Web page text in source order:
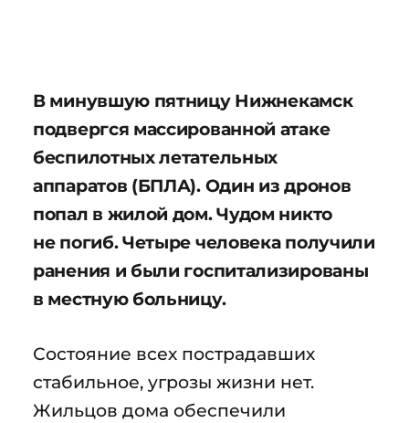
В минувшую пятницу Нижнекамск
подвергся массированной атаке
беспилотных летательных
аппаратов (БПЛА). Один из дронов
попал в жилой дом. Чудом никто
не погиб. Четыре человека получили
ранения и были госпитализированы
в местную больницу.
Состояние всех пострадавших
стабильное, угрозы жизни нет.
Жильцов дома обеспечили